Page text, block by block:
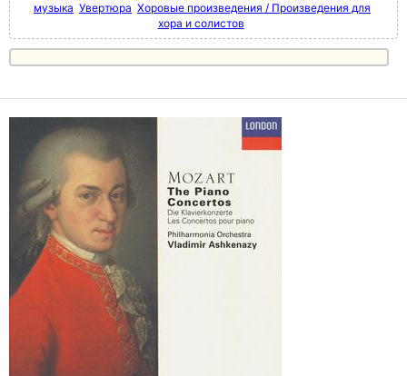
музыка Увертюра Хоровые произведения / Произведения для
хора и солистов